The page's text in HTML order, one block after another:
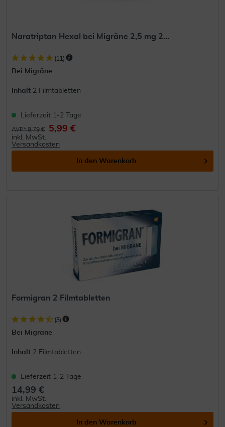
Naratriptan Hexal bei Migräne 2,5 mg 2...
(11)
Bei Migräne
Inhalt 2 Filmtabletten
Lieferzeit 1-2 Tage
AVP* 9,79 € 5,99 €
inkl. MwSt.
Versandkosten
In den Warenkorb
Formigran 2 Filmtabletten
(3)
Bei Migräne
Inhalt 2 Filmtabletten
Lieferzeit 1-2 Tage
14,99 €
inkl. MwSt.
Versandkosten
In den Warenkorb